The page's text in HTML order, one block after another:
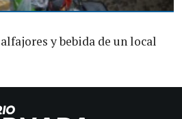
y bebida de un local